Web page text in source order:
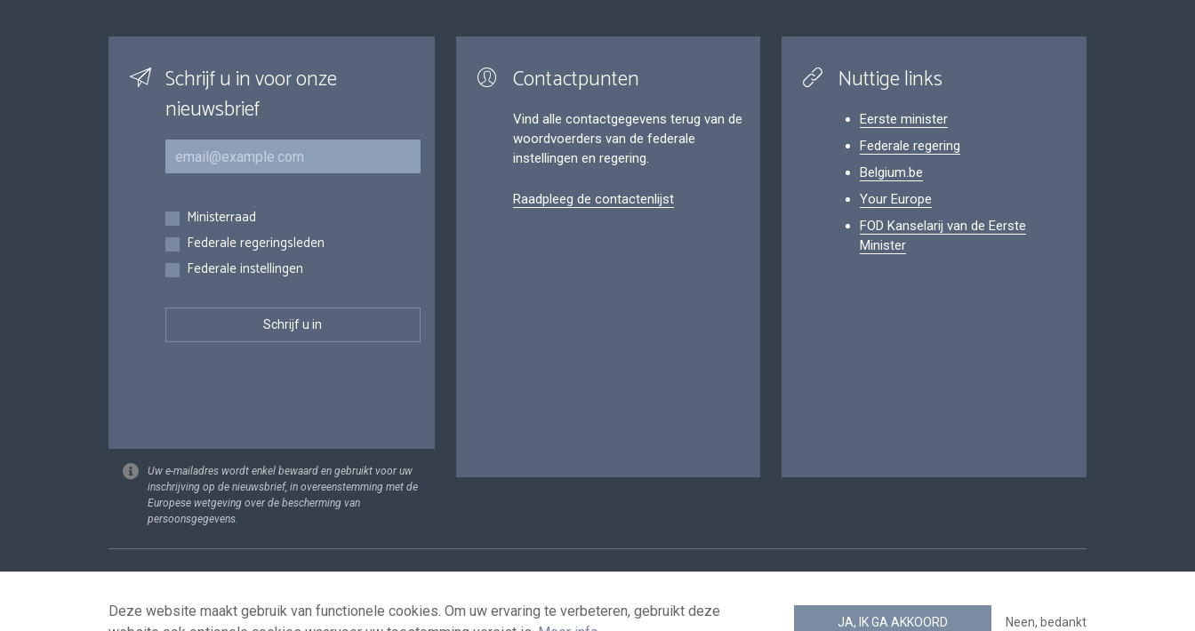
Schrijf u in voor onze
nieuwsbrief
E-mail
Inschrijvingen
Ministerraad
Federale regeringsleden
Federale instellingen
Uw e-mailadres wordt enkel bewaard en gebruikt voor uw
inschrijving op de nieuwsbrief, in overeenstemming met de
Europese wetgeving over de bescherming van
persoonsgegevens.
Contactpunten
Vind alle contactgegevens terug van de
woordvoerders van de federale
instellingen en regering.
Raadpleeg de contactenlijst
Nuttige links
Eerste minister
Federale regering
Belgium.be
Your Europe
FOD Kanselarij van de Eerste
Minister
Footer
Deze website maakt gebruik van functionele cookies. Om uw ervaring te verbeteren, gebruikt deze
JA, IK GA AKKOORD Neen, bedankt